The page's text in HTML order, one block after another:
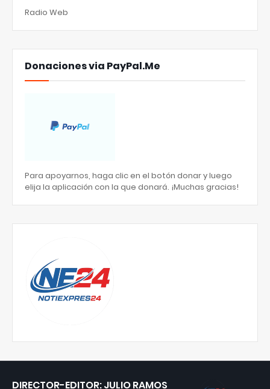
Radio Web
Donaciones via PayPal.Me
Para apoyarnos, haga clic en el botón donar y luego
elija la aplicación con la que donará. ¡Muchas gracias!
DIRECTOR-EDITOR: JULIO RAMOS